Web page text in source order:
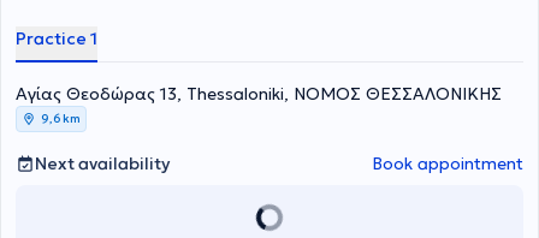
Practice 1
Aγίας Θεοδώρας 13, Thessaloniki, ΝΟΜΟΣ ΘΕΣΣΑΛΟΝΙΚΗΣ
9,6 km
Next availability Book appointment